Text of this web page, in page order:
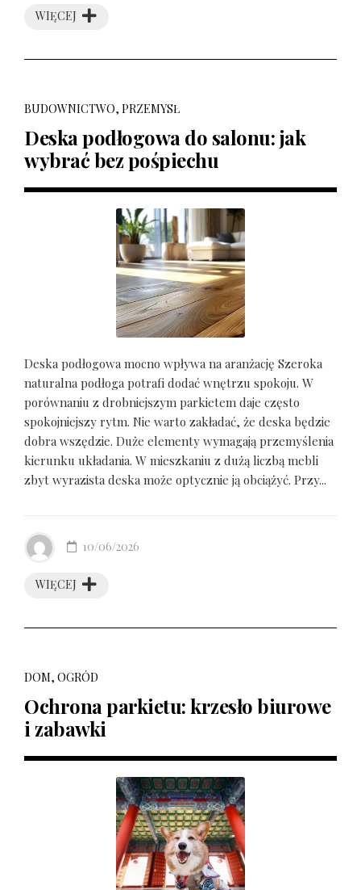
WIĘCEJ
BUDOWNICTWO, PRZEMYSŁ
Deska podłogowa do salonu: jak
wybrać bez pośpiechu
Deska podłogowa mocno wpływa na aranżację Szeroka
naturalna podłoga potrafi dodać wnętrzu spokoju. W
porównaniu z drobniejszym parkietem daje często
spokojniejszy rytm. Nie warto zakładać, że deska będzie
dobra wszędzie. Duże elementy wymagają przemyślenia
kierunku układania. W mieszkaniu z dużą liczbą mebli
zbyt wyrazista deska może optycznie ją obciążyć. Przy...
WIĘCEJ
10/06/2026
DOM, OGRÓD
Ochrona parkietu: krzesło biurowe
i zabawki